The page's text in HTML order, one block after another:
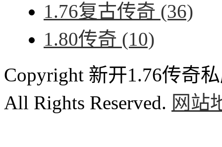
1.76复古传奇 (36)
1.80传奇 (10)
Copyright 新开1.76传奇
All Rights Reserved. 网站